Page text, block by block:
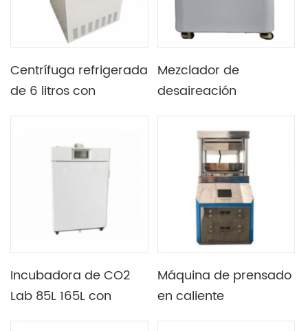
Centrífuga refrigerada
de 6 litros con
laboratorio equipada
con rotor angular y
Mezclador de
desaireación
programable de gran
tamaño 5L
Incubadora de CO2
Lab 85L 165L con
Máquina de prensado
en caliente